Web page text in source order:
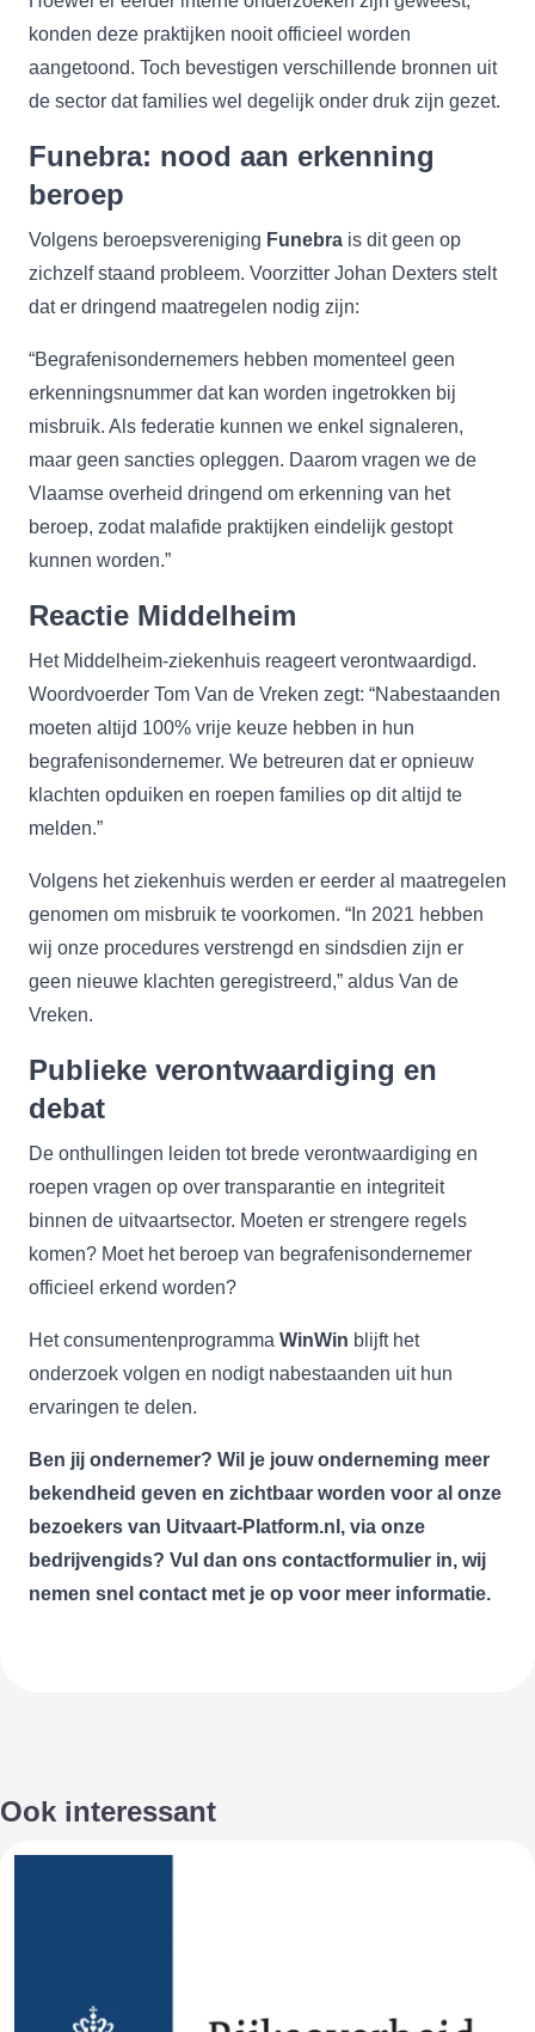
konden deze praktijken nooit officieel worden
aangetoond. Toch bevestigen verschillende bronnen uit
de sector dat families wel degelijk onder druk zijn gezet.
Funebra: nood aan erkenning
beroep
Volgens beroepsvereniging Funebra is dit geen op
zichzelf staand probleem. Voorzitter Johan Dexters stelt
dat er dringend maatregelen nodig zijn:
“Begrafenisondernemers hebben momenteel geen
erkenningsnummer dat kan worden ingetrokken bij
misbruik. Als federatie kunnen we enkel signaleren,
maar geen sancties opleggen. Daarom vragen we de
Vlaamse overheid dringend om erkenning van het
beroep, zodat malafide praktijken eindelijk gestopt
kunnen worden.”
Reactie Middelheim
Het Middelheim-ziekenhuis reageert verontwaardigd.
Woordvoerder Tom Van de Vreken zegt: “Nabestaanden
moeten altijd 100% vrije keuze hebben in hun
begrafenisondernemer. We betreuren dat er opnieuw
klachten opduiken en roepen families op dit altijd te
melden.”
Volgens het ziekenhuis werden er eerder al maatregelen
genomen om misbruik te voorkomen. “In 2021 hebben
wij onze procedures verstrengd en sindsdien zijn er
geen nieuwe klachten geregistreerd,” aldus Van de
Vreken.
Publieke verontwaardiging en
debat
De onthullingen leiden tot brede verontwaardiging en
roepen vragen op over transparantie en integriteit
binnen de uitvaartsector. Moeten er strengere regels
komen? Moet het beroep van begrafenisondernemer
officieel erkend worden?
Het consumentenprogramma WinWin blijft het
onderzoek volgen en nodigt nabestaanden uit hun
ervaringen te delen.
Ben jij ondernemer? Wil je jouw onderneming meer
bekendheid geven en zichtbaar worden voor al onze
bezoekers van Uitvaart-Platform.nl, via onze
bedrijvengids? Vul dan ons contactformulier in, wij
nemen snel contact met je op voor meer informatie.
Ook interessant